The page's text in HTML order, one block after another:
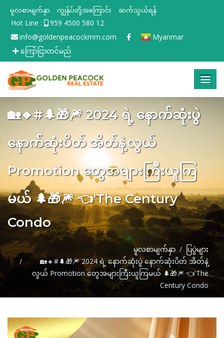
မူလစာမျက်နှာ ကျွန်ုပ်တို့အကြောင်း ဆက်သွယ်ရန်
Hot Line :
959 4500 580 12
info@goldenpeacockmm.com
Myanmar
ကြော်ငြာတင်မည်
🏡🔸#🌲🎁🎆 2024 ရဲ့ နောက်ဆုံးပွဲ
နောက်ဆုံးပိတ် အိတ်နဲ့လွယ်
Promotion တွေအများကြီးယူကြ
မယ် 🌲🎁🎆 👈'The Century
Condo
မူလစာမျက်နှာ
ပြပွဲများ
🏡🔸#🌲🎁🎆 2024 ရဲ့ နောက်ဆုံးပွဲ နောက်ဆုံးပိတ် အိတ်နဲ့
လွယ် Promotion တွေအများကြီးယူကြမယ် 🌲🎁🎆 👈'The
Century Condo